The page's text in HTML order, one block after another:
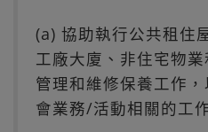
(a) 協助執行公共租住
工廠大廈、非住宅物
管理和維修保養工作
會業務/活動相關的工